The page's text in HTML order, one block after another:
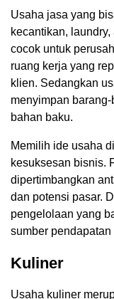
Usaha jasa yang
kecantikan,
cocok untuk
ruang kerja yang
klien. Sedangkan
menyimpan
bahan baku.
Memilih ide usaha
kesuksesan bisnis.
dipertimbangkan
dan potensi pasar.
pengelolaan yang
sumber
Kuliner
Usaha kuliner